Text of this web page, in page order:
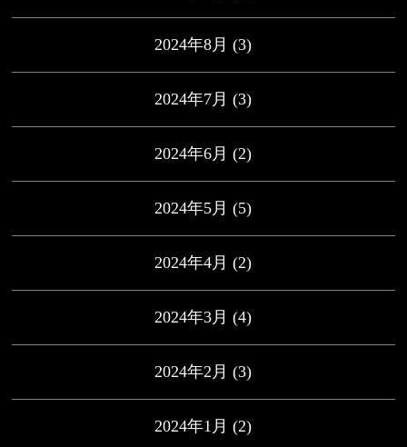
2024年8月 (3)
2024年7月 (3)
2024年6月 (2)
2024年5月 (5)
2024年4月 (2)
2024年3月 (4)
2024年2月 (3)
2024年1月 (2)